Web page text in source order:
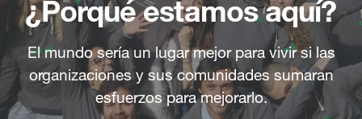
¿Porqué estamos aquí?
El mundo sería un lugar mejor para vivir si las
organizaciones y sus comunidades sumaran
esfuerzos para mejorarlo.